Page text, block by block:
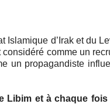
Islamique d’Iraket du
comme un
un propagandiste
Libim et à chaque fois